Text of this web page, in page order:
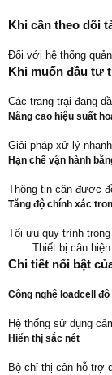
Khi cần theo dõi
Đối với hệ thống
Khi muốn đầu tư
Các trang trại đang
Nâng cao hiệu suất
Giải pháp xử lý
Hạn chế vận hành
Thông tin cân được
Tăng độ chính xác
Tối ưu quy trình
Thiết bị cân
Chi tiết nổi bật
Công nghệ loadcell
Hệ thống sử dụng
Hiển thị sắc nét
Bộ chỉ thị cân hỗ trợ